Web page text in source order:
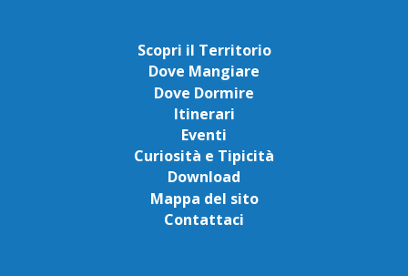
Scopri il Territorio
Dove Mangiare
Dove Dormire
Itinerari
Eventi
Curiosità e Tipicità
Download
Mappa del sito
Contattaci